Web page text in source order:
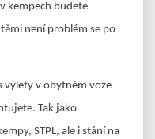
kempech budete
není problém se po
v obytném voze
Tak jako
STPL, ale i stání na